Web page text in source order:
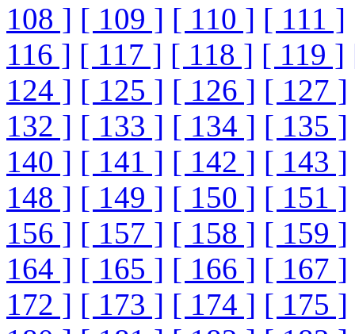
108 ] [ 109 ] [ 110 ] [ 111 ]
116 ] [ 117 ] [ 118 ] [ 119 ]
124 ] [ 125 ] [ 126 ] [ 127 ]
132 ] [ 133 ] [ 134 ] [ 135 ]
140 ] [ 141 ] [ 142 ] [ 143 ]
148 ] [ 149 ] [ 150 ] [ 151 ]
156 ] [ 157 ] [ 158 ] [ 159 ]
164 ] [ 165 ] [ 166 ] [ 167 ]
172 ] [ 173 ] [ 174 ] [ 175 ]